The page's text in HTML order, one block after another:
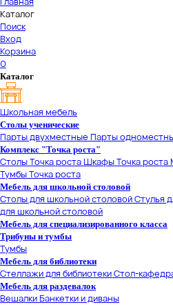
Каталог
Поиск
Вход
Корзина
0
Каталог
Школьная мебель
Столы ученические
Парты двухместные Парты
Комплекс "Точка роста"
Столы Точка ростаШкафы Точка роста
Тумбы Точка роста
Мебель для школьной столовой
Столы для школьной столовойСтулья
для школьной столовой
Мебель для специализированного класса
Трибуны и тумбы
Тумбы
Мебель для библиотеки
Стеллажи для библиотекиСтол-
Мебель для раздевалок
ВешалкиБанкетки и диваны